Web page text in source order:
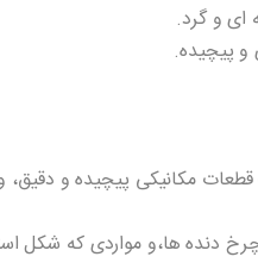
ای و گرد.
پیچیده.
پیچیده و دقیق، و پروژه هایی
دنده ها،و مواردی که شکل